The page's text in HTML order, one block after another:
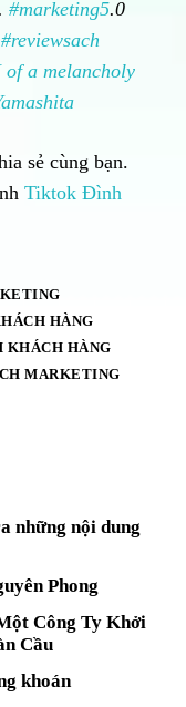
#marketing5.0
#reviewsach
a melancholy
sẻ cùng bạn.
Tiktok Đình
HÀNG
KHÁCH HÀNG
MARKETING
những nội dung
Phong
Công Ty Khởi
Cầu
khoán